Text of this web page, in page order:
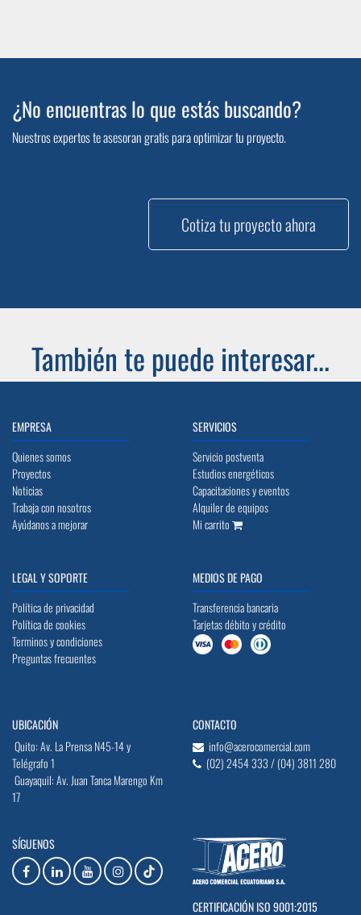
¿No encuentras lo que estás buscando?
Nuestros expertos te asesoran gratis para optimizar tu proyecto.
Cotiza tu proyecto ahora
También te puede interesar...
EMPRESA
Quienes somos
Proyectos
Noticias
Trabaja con nosotros
Ayúdanos a mejorar
SERVICIOS
Servicio postventa
Estudios energéticos
Capacitaciones y eventos
Alquiler de equipos
Mi carrito
LEGAL Y SOPORTE
Política de privacidad
Política de cookies
Terminos y condiciones
Preguntas frecuentes
MEDIOS DE PAGO
Transferencia bancaria
Tarjetas débito y crédito
UBICACIÓN
Quito: Av. La Prensa N45-14 y
Telégrafo 1
Guayaquil: Av. Juan Tanca Marengo Km
17
CONTACTO
info@acerocomercial.com
(02) 2454 333 / (04) 3811 280
SÍGUENOS
CERTIFICACIÓN ISO 9001:2015